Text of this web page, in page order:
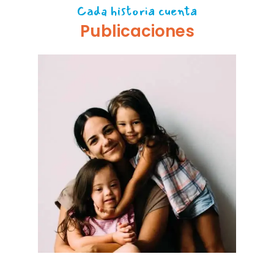
Cada historia cuenta
Publicaciones